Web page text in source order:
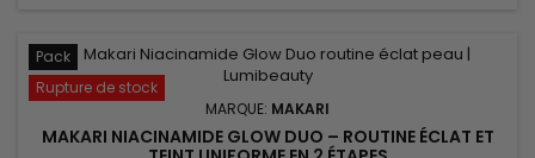
Pack
Rupture de stock
MARQUE: MAKARI
MAKARI NIACINAMIDE GLOW DUO – ROUTINE ÉCLAT ET